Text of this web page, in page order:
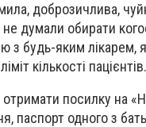
доброзичлива,
думали обирати
з будь-яким лікарем,
кількості пацієнтів.
посилку на
паспорт одного з